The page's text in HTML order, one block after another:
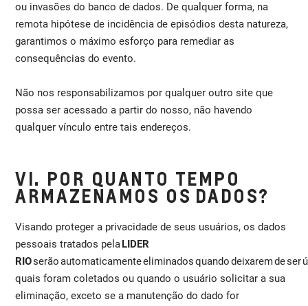
ou invasões do banco de dados. De qualquer forma, na
remota hipótese de incidência de episódios desta natureza,
garantimos o máximo esforço para remediar as
consequências do evento.
Não nos responsabilizamos por qualquer outro site que
possa ser acessado a partir do nosso, não havendo
qualquer vínculo entre tais endereços.
VI. POR QUANTO TEMPO
ARMAZENAMOS OS DADOS?
Visando proteger a privacidade de seus usuários, os dados
pessoais tratados pelaLIDER
RIOserão automaticamente eliminados quando deixarem de ser
quais foram coletados ou quando o usuário solicitar a sua
eliminação, exceto se a manutenção do dado for